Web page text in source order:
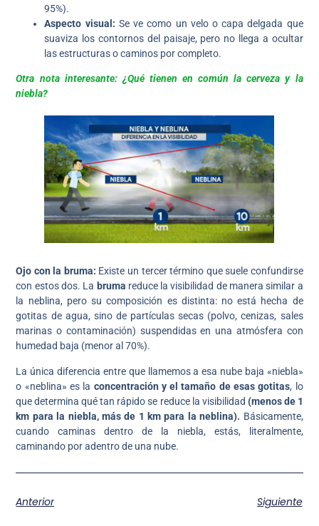
95%).
Aspecto visual: Se ve como un velo o capa delgada que
suaviza los contornos del paisaje, pero no llega a ocultar
las estructuras o caminos por completo.
Otra nota interesante: ¿Qué tienen en común la cerveza y la
niebla?
Ojo con la bruma: Existe un tercer término que suele confundirse
con estos dos. La bruma reduce la visibilidad de manera similar a
la neblina, pero su composición es distinta: no está hecha de
gotitas de agua, sino de partículas secas (polvo, cenizas, sales
marinas o contaminación) suspendidas en una atmósfera con
humedad baja (menor al 70%).
La única diferencia entre que llamemos a esa nube baja «niebla»
o «neblina» es la concentración y el tamaño de esas gotitas, lo
que determina qué tan rápido se reduce la visibilidad (menos de 1
km para la niebla, más de 1 km para la neblina). Básicamente,
cuando caminas dentro de la niebla, estás, literalmente,
caminando por adentro de una nube.
Anterior Siguiente